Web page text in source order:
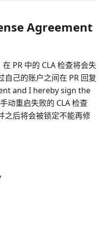
Agreement
PR 中的 CLA 检查将会失
自己的账户之间在 PR 回复
and I hereby sign the
动重启失败的 CLA 检查
之后将会被锁定不能再修